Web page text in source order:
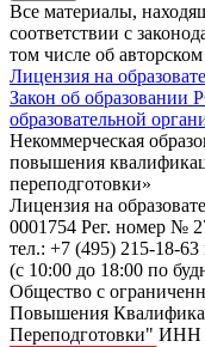
Все материалы,
соответствии с
том числе об
Лицензия на
Закон об образовании
образовательной
Некоммерческая
повышения
переподготовки»
Лицензия на
0001754 Рег. номер №
тел.: +7 (495) 215-18-
(с 10:00 до 18:00 по
Общество с
Повышения
Переподготовки" ИНН